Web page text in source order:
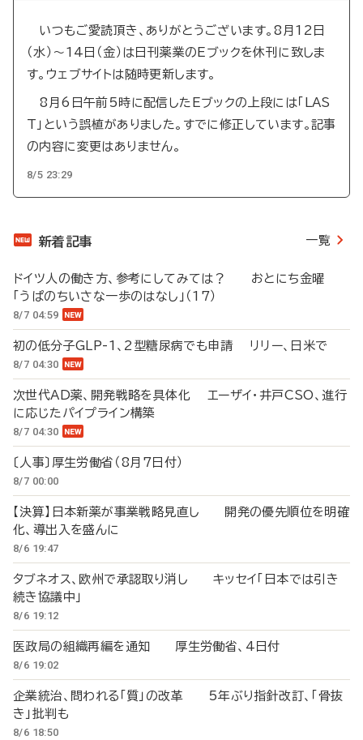
いつもご愛読頂き、ありがとうございます。8月12日
（水）～14日（金）は日刊薬業のEブックを休刊に致しま
す。ウェブサイトは随時更新します。
8月6日午前5時に配信したEブックの上段には「LAS
T」という誤植がありました。すでに修正しています。記事
の内容に変更はありません。
8/5 23:29
新着記事 一覧
ドイツ人の働き方、参考にしてみては？ おとにち金曜
「うぱのちいさな一歩のはなし」（17）
8/7 04:59
初の低分子GLP-1、2型糖尿病でも申請 リリー、日米で
8/7 04:30
次世代AD薬、開発戦略を具体化 エーザイ・井戸CSO、進行
に応じたパイプライン構築
8/7 04:30
〔人事〕厚生労働省（8月7日付）
8/7 00:00
【決算】日本新薬が事業戦略見直し 開発の優先順位を明確
化、導出入を盛んに
8/6 19:47
タブネオス、欧州で承認取り消し キッセイ「日本では引き
続き協議中」
8/6 19:12
医政局の組織再編を通知 厚生労働省、4日付
8/6 19:02
企業統治、問われる「質」の改革 5年ぶり指針改訂、「骨抜
き」批判も
8/6 18:50